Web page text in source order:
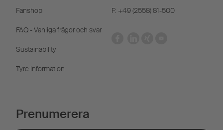
Fanshop
FAQ - Vanliga frågor och svar
Sustainability
Tyre information
F: +49 (2558) 81-500
Prenumerera